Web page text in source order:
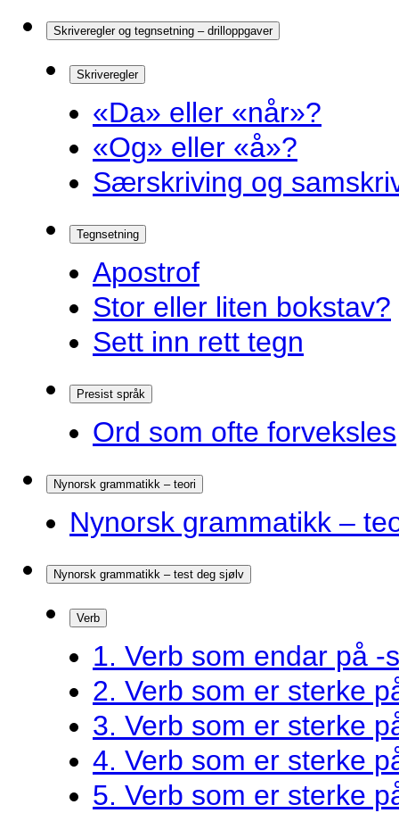
Skriveregler og tegnsetning – drilloppgaver
Skriveregler
«Da» eller «når»?
«Og» eller «å»?
Særskriving og
Tegnsetning
Apostrof
Stor eller liten bokstav?
Sett inn rett tegn
Presist språk
Ord som ofte forveksles
Nynorsk grammatikk – teori
Nynorsk grammatikk –
Nynorsk grammatikk – test deg sjølv
Verb
1. Verb som endar på -
2. Verb som er sterke
3. Verb som er sterke
4. Verb som er sterke
5. Verb som er sterke